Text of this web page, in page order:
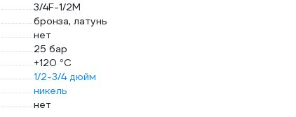
3/4F-1/2М
бронза, латунь
нет
25 бар
+120 °С
1/2-3/4 дюйм
никель
нет